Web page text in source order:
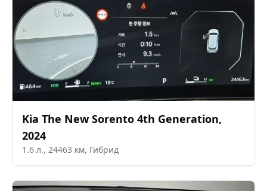
Kia The New Sorento 4th Generation,
2024
1.6 л., 24463 км, Гибрид